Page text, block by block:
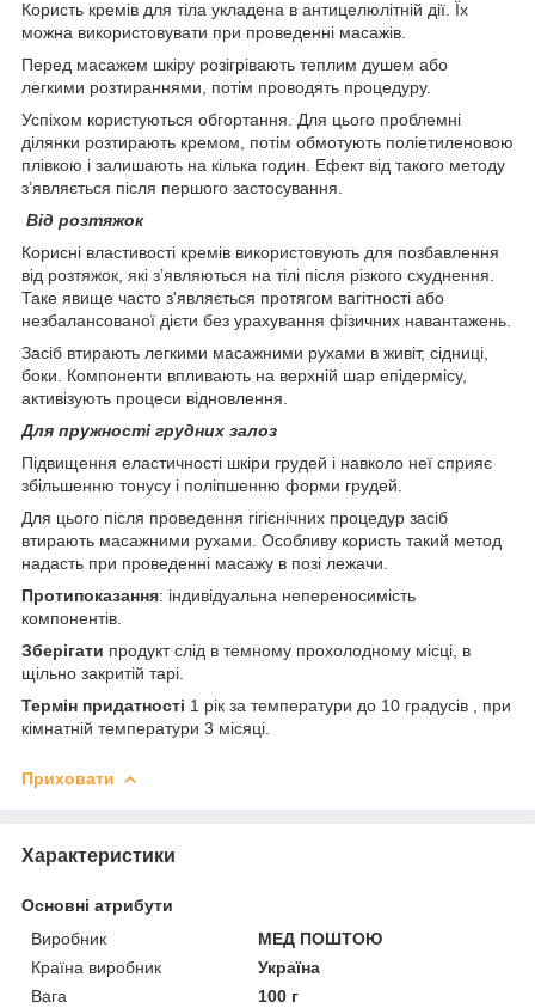
Користь кремів для тіла укладена в антицелюлітній дії. Їх
можна використовувати при проведенні масажів.
Перед масажем шкіру розігрівають теплим душем або
легкими розтираннями, потім проводять процедуру.
Успіхом користуються обгортання. Для цього проблемні
ділянки розтирають кремом, потім обмотують поліетиленовою
плівкою і залишають на кілька годин. Ефект від такого методу
з’являється після першого застосування.
Від розтяжок
Корисні властивості кремів використовують для позбавлення
від розтяжок, які з’являються на тілі після різкого схуднення.
Таке явище часто з'являється протягом вагітності або
незбалансованої дієти без урахування фізичних навантажень.
Засіб втирають легкими масажними рухами в живіт, сідниці,
боки. Компоненти впливають на верхній шар епідермісу,
активізують процеси відновлення.
Для пружності грудних залоз
Підвищення еластичності шкіри грудей і навколо неї сприяє
збільшенню тонусу і поліпшенню форми грудей.
Для цього після проведення гігієнічних процедур засіб
втирають масажними рухами. Особливу користь такий метод
надасть при проведенні масажу в позі лежачи.
Протипоказання: індивідуальна непереносимість
компонентів.
Зберігати продукт слід в темному прохолодному місці, в
щільно закритій тарі.
Термін придатності 1 рік за температури до 10 градусів , при
кімнатній температури 3 місяці.
Приховати
Характеристики
Основні атрибути
Виробник
МЕД ПОШТОЮ
Країна виробник
Україна
Вага
100 г